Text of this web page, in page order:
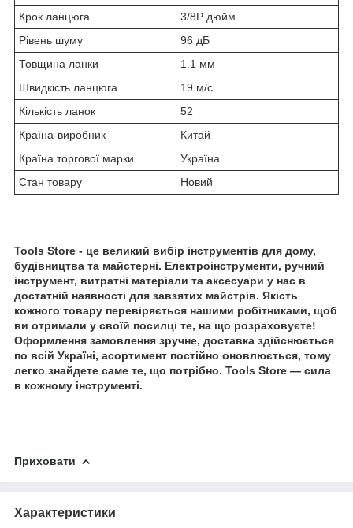
Крок ланцюга
3/8P дюйм
Рівень шуму
96 дБ
Товщина ланки
1.1 мм
Швидкість ланцюга
19 м/с
Кількість ланок
52
Країна-виробник
Китай
Країна торгової марки
Україна
Стан товару
Новий
Tools Store - це великий вибір інструментів для дому,
будівництва та майстерні. Електроінструменти, ручний
інструмент, витратні матеріали та аксесуари у нас в
достатній наявності для завзятих майстрів. Якість
кожного товару перевіряється нашими робітниками, щоб
ви отримали у своїй посилці те, на що розраховуєте!
Оформлення замовлення зручне, доставка здійснюється
по всій Україні, асортимент постійно оновлюється, тому
легко знайдете саме те, що потрібно. Tools Store — сила
в кожному інструменті.
Приховати
Характеристики